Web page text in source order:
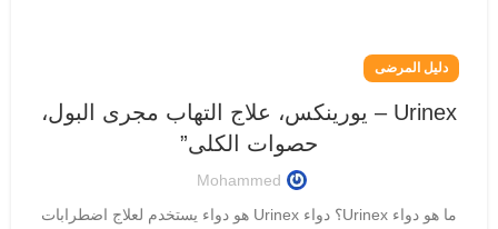
دليل المرضى
Urinex – يورينكس، علاج التهاب مجرى البول،
حصوات الكلى”
Mohammed
ما هو دواء Urinex؟ دواء Urinex هو دواء يستخدم لعلاج اضطرابات